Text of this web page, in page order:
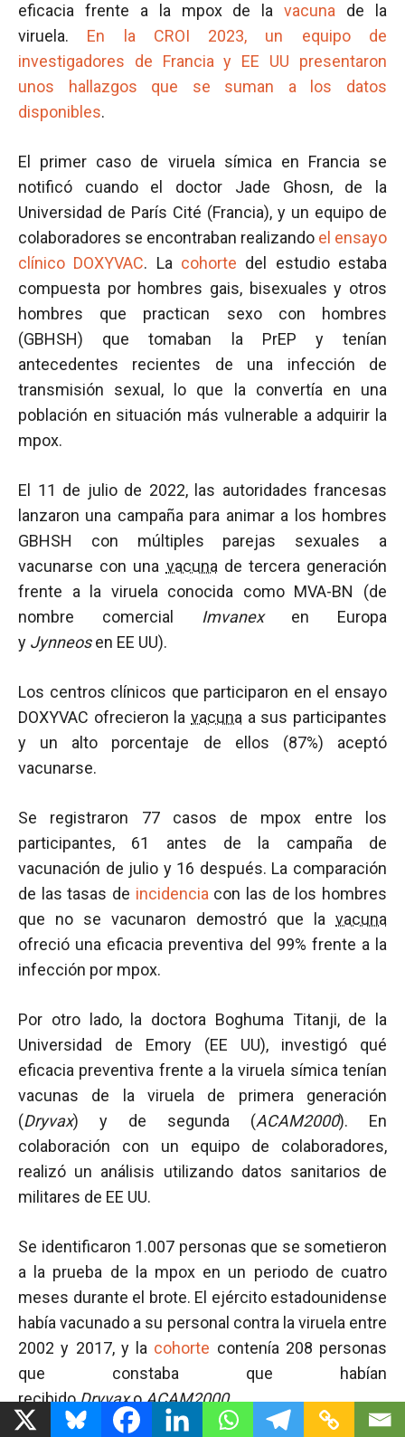
eficacia frente a la mpox de lavacuna de la
viruela. En la CROI 2023, un equipo de
investigadores de Francia y EE UU presentaron
unos hallazgos que se suman a los datos
disponibles.
El primer caso de viruela símica en Francia se
notificó cuando el doctor Jade Ghosn, de la
Universidad de París Cité (Francia), y un equipo de
colaboradores se encontraban realizando el ensayo
clínico DOXYVAC. La cohorte del estudio estaba
compuesta por hombres gais, bisexuales y otros
hombres que practican sexo con hombres
(GBHSH) que tomaban la PrEP y tenían
antecedentes recientes de una infección de
transmisión sexual, lo que la convertía en una
población en situación más vulnerable a adquirir la
mpox.
El 11 de julio de 2022, las autoridades francesas
lanzaron una campaña para animar a los hombres
GBHSH con múltiples parejas sexuales a
vacunarse con una vacuna de tercera generación
frente a la viruela conocida como MVA-BN (de
nombre comercial
Imvanexen Europa
y Jynneosen EE UU).
Los centros clínicos que participaron en el ensayo
DOXYVAC ofrecieron la vacuna a sus participantes
y un alto porcentaje de ellos (87%) aceptó
vacunarse.
Se registraron 77 casos de mpox entre los
participantes, 61 antes de la campaña de
vacunación de julio y 16 después. La comparación
de las tasas de incidencia con las de los hombres
que no se vacunaron demostró que la vacuna
ofreció una eficacia preventiva del 99% frente a la
infección por mpox.
Por otro lado, la doctora Boghuma Titanji, de la
Universidad de Emory (EE UU), investigó qué
eficacia preventiva frente a la viruela símica tenían
vacunas de la viruela de primera generación
(Dryvax) y de segunda (ACAM2000). En
colaboración con un equipo de colaboradores,
realizó un análisis utilizando datos sanitarios de
militares de EE UU.
Se identificaron 1.007 personas que se sometieron
a la prueba de la mpox en un periodo de cuatro
meses durante el brote. El ejército estadounidense
había vacunado a su personal contra la viruela entre
2002 y 2017, y la cohorte contenía 208 personas
que constaba que habían
recibidoDryvaxoACAM2000.